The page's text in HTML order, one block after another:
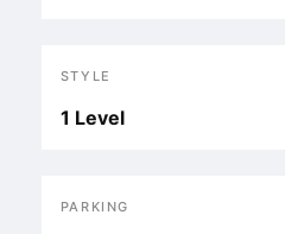
STYLE
1 Level
PARKING